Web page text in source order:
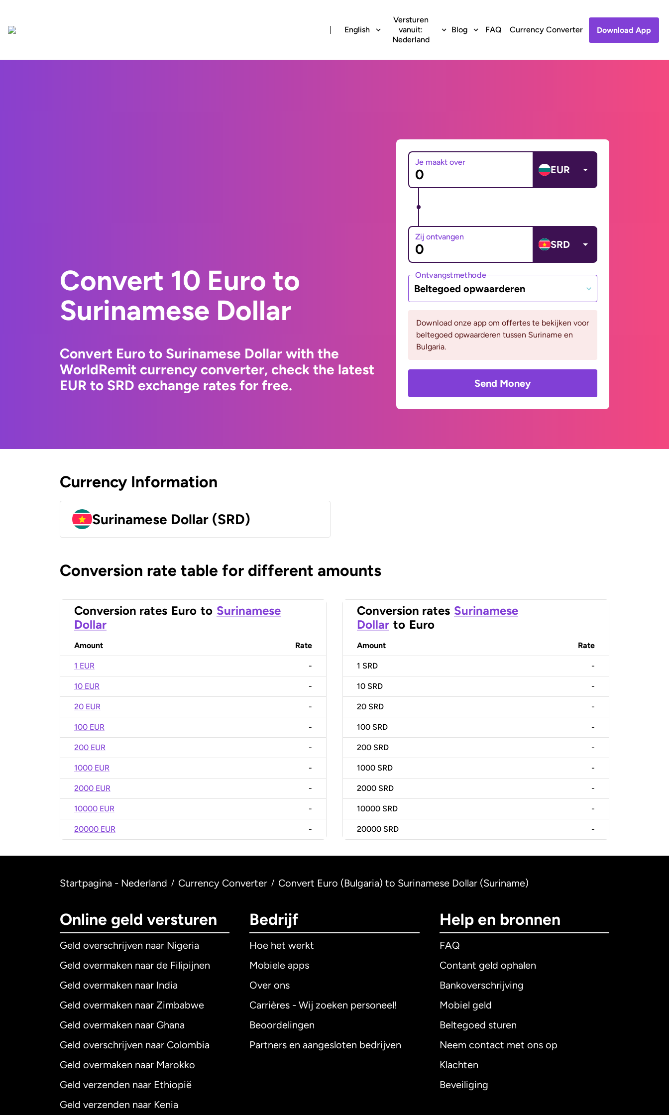
English
Versturen
vanuit:
Nederland
Blog FAQ Currency Converter Download App
Convert 10 Euro to
Surinamese Dollar
Convert Euro to Surinamese Dollar with the
WorldRemit currency converter, check the latest
EUR to SRD exchange rates for free.
Je maakt over
EUR
Zij ontvangen
SRD
Ontvangstmethode
Beltegoed opwaarderen
Download onze app om offertes te bekijken voor
beltegoed opwaarderen tussen Suriname en
Bulgaria.
Send Money
Currency Information
Surinamese Dollar (SRD)
Conversion rate table for different amounts
Conversion rates Euro to Surinamese
Dollar
Amount Rate
1 EUR -
10 EUR -
20 EUR -
100 EUR -
200 EUR -
1000 EUR -
2000 EUR -
10000 EUR -
20000 EUR -
Conversion rates Surinamese
Dollar to Euro
Amount Rate
1 SRD -
10 SRD -
20 SRD -
100 SRD -
200 SRD -
1000 SRD -
2000 SRD -
10000 SRD -
20000 SRD -
Startpagina - Nederland / Currency Converter / Convert Euro (Bulgaria) to Surinamese Dollar (Suriname)
Online geld versturen
Geld overschrijven naar Nigeria
Geld overmaken naar de Filipijnen
Geld overmaken naar India
Geld overmaken naar Zimbabwe
Geld overmaken naar Ghana
Geld overschrijven naar Colombia
Geld overmaken naar Marokko
Geld verzenden naar Ethiopië
Geld verzenden naar Kenia
Bedrijf
Hoe het werkt
Mobiele apps
Over ons
Carrières - Wij zoeken personeel!
Beoordelingen
Partners en aangesloten bedrijven
Help en bronnen
FAQ
Contant geld ophalen
Bankoverschrijving
Mobiel geld
Beltegoed sturen
Neem contact met ons op
Klachten
Beveiliging